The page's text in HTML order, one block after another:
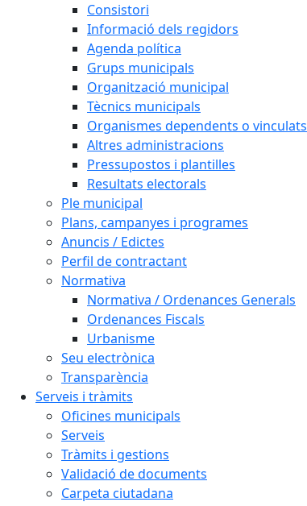
Consistori
Informació dels regidors
Agenda política
Grups municipals
Organització municipal
Tècnics municipals
Organismes dependents o vinculats
Altres administracions
Pressupostos i plantilles
Resultats electorals
Ple municipal
Plans, campanyes i programes
Anuncis / Edictes
Perfil de contractant
Normativa
Normativa / Ordenances Generals
Ordenances Fiscals
Urbanisme
Seu electrònica
Transparència
Serveis i tràmits
Oficines municipals
Serveis
Tràmits i gestions
Validació de documents
Carpeta ciutadana